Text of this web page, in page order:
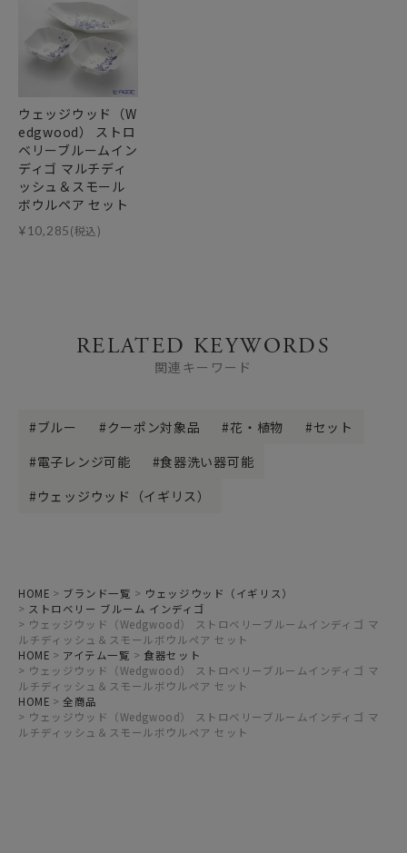
ウェッジウッド（W
edgwood） ストロ
ベリーブルームイン
ディゴ マルチディ
ッシュ＆スモール
ボウルペア セット
¥10,285(税込)
RELATED KEYWORDS
関連キーワード
ブルー クーポン対象品 花・植物
セット
電子レンジ可能
食器洗い器可能
ウェッジウッド（イギリス）
HOME ブランド一覧
ウェッジウッド（イギリス）
ストロベリー ブルーム インディゴ
ウェッジウッド（Wedgwood） ストロベリーブルームインディゴ マ
ルチディッシュ＆スモールボウルペア セット
HOME
アイテム一覧
食器セット
ウェッジウッド（Wedgwood） ストロベリーブルームインディゴ マ
ルチディッシュ＆スモールボウルペア セット
HOME
全商品
ウェッジウッド（Wedgwood） ストロベリーブルームインディゴ マ
ルチディッシュ＆スモールボウルペア セット